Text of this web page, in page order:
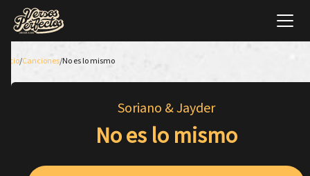
Inicio/Canciones/No es lo mismo
Soriano & Jayder
No es lo mismo